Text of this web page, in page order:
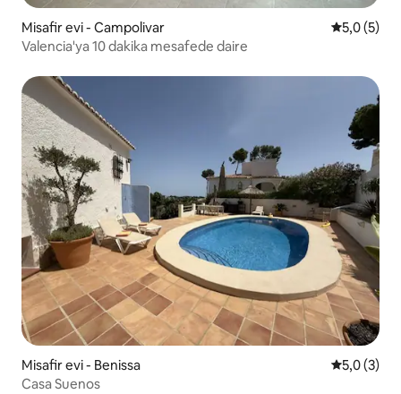
Misafir evi - Campolivar 55,0 (5)
Valencia'ya 10 dakika mesafede daire
Misafir evi - Benissa 55,0 (3)
Casa Suenos